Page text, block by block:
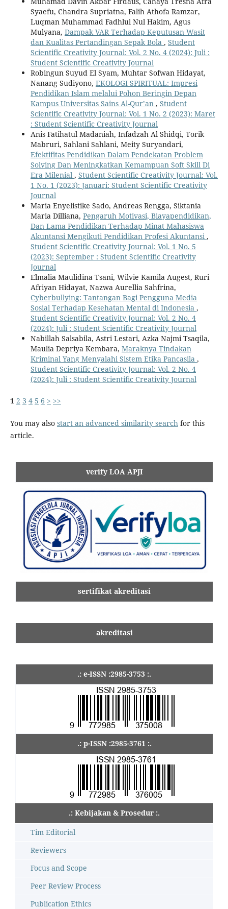
Syaefu, Chandra Supriatna, Falih Athofa Ramzar,
Luqman Muhammad Fadhlul Nul Hakim, Agus
Mulyana, Dampak VAR Terhadap Keputusan Wasit
dan Kualitas Pertandingan Sepak Bola , Student
Scientific Creativity Journal: Vol. 2 No. 4 (2024): Juli :
Student Scientific Creativity Journal
Robingun Suyud El Syam, Muhtar Sofwan Hidayat,
Nanang Sudiyono, EKOLOGI SPIRITUAL: Impresi
Pendidikan Islam melalui Pohon Beringin Depan
Kampus Universitas Sains Al-Qur’an , Student
Scientific Creativity Journal: Vol. 1 No. 2 (2023): Maret
: Student Scientific Creativity Journal
Anis Fatihatul Madaniah, Infadzah Al Shidqi, Torik
Mabruri, Sahlani Sahlani, Meity Suryandari,
Efektifitas Pendidikan Dalam Pendekatan Problem
Solving Dan Meningkatkan Kemampuan Soft Skill Di
Era Milenial , Student Scientific Creativity Journal: Vol.
1 No. 1 (2023): Januari: Student Scientific Creativity
Journal
Maria Enyelistike Sado, Andreas Rengga, Siktania
Maria Dilliana, Pengaruh Motivasi, Biayapendidikan,
Dan Lama Pendidikan Terhadap Minat Mahasiswa
Akuntansi Mengikuti Pendidikan Profesi Akuntansi ,
Student Scientific Creativity Journal: Vol. 1 No. 5
(2023): September : Student Scientific Creativity
Journal
Elmalia Maulidina Tsani, Wilvie Kamila Augest, Ruri
Afriyan Hidayat, Nazwa Aurellia Sahfrina,
Cyberbullying: Tantangan Bagi Pengguna Media
Sosial Terhadap Kesehatan Mental di Indonesia ,
Student Scientific Creativity Journal: Vol. 2 No. 4
(2024): Juli : Student Scientific Creativity Journal
Nabillah Salsabila, Astri Lestari, Azka Najmi Tsaqila,
Maulia Depriya Kembara, Maraknya Tindakan
Kriminal Yang Menyalahi Sistem Etika Pancasila ,
Student Scientific Creativity Journal: Vol. 2 No. 4
(2024): Juli : Student Scientific Creativity Journal
1 2 3 4 5 6 > >>
You may also start an advanced similarity search for this
article.
verify LOA APJI
sertifikat akreditasi
akreditasi
.: e-ISSN :2985-3753 :.
.: p-ISSN :2985-3761 :.
.: Kebijakan & Prosedur :.
Tim Editorial
Reviewers
Focus and Scope
Peer Review Process
Publication Ethics